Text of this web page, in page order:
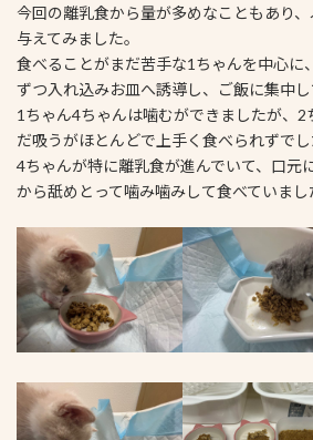
今回の離乳食から量が多めなこともあり
与えてみました。
食べることがまだ苦手な1ちゃんを中心に
ずつ入れ込みお皿へ誘導し、ご飯に集中
1ちゃん4ちゃんは噛むができましたが、2
だ吸うがほとんどで上手く食べられずでし
4ちゃんが特に離乳食が進んでいて、口元
から舐めとって噛み噛みして食べていまし